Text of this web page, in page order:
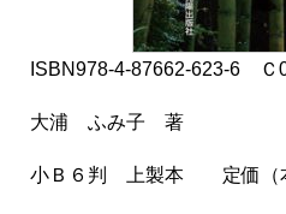
ISBN978-4-87662-623-6 Ｃ
大浦 ふみ子 著
小Ｂ６判 上製本 定価（本